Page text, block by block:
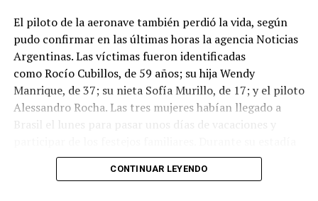
El piloto de la aeronave también perdió la vida, según
pudo confirmar en las últimas horas la agencia Noticias
Argentinas. Las víctimas fueron identificadas
como Rocío Cubillos, de 59 años; su hija Wendy
Manrique, de 37; su nieta Sofía Murillo, de 17; y el piloto
Alessandro Rocha. Las tres mujeres habían llegado a
Brasil el lunes para pasar unos días de vacaciones y
habían recorrido distintos puntos turísticos de Río y
también visitado Búzios.CONTINUAR LEYENDO